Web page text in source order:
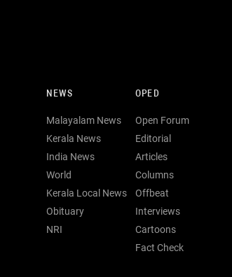
NEWS
Malayalam News
Kerala News
India News
World
Kerala Local News
Obituary
NRI
OPED
Open Forum
Editorial
Articles
Columns
Offbeat
Interviews
Cartoons
Fact Check